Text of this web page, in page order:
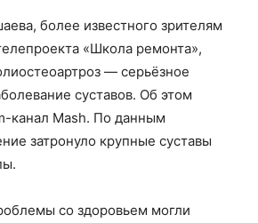
более известного зрителям
«Школа ремонта»,
— серьёзное
суставов. Об этом
канал Mash. По данным
затронуло крупные суставы
со здоровьем могли